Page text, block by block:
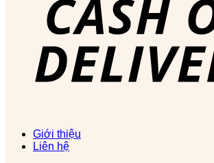
Giới thiệu
Liên hệ